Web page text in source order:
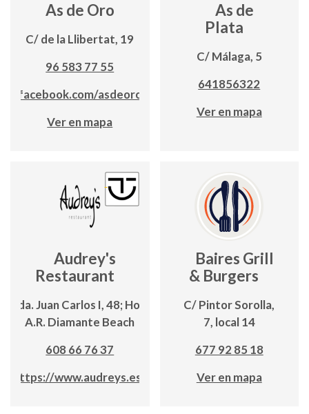
As de Oro
C/ de la Llibertat, 19
96 583 77 55
asdeorocalpe
Ver en mapa
As de
Plata
C/ Málaga, 5
641856322
Ver en mapa
Audrey's
Restaurant
Avda. Juan Carlos I, 48; Hotel
A.R. Diamante Beach
608 66 76 37
https://www.audreys.es/
Baires Grill
& Burgers
C/ Pintor Sorolla,
7, local 14
677 92 85 18
Ver en mapa